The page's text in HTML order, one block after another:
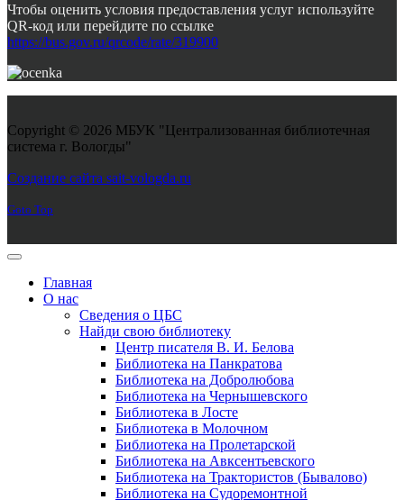
Чтобы оценить условия предоставления услуг используйте
QR-код или перейдите по ссылке
https://bus.gov.ru/qrcode/rate/319900
Copyright © 2026 МБУК "Централизованная библиотечная
система г. Вологды"
Создание сайта sait-vologda.ru
Goto Top
Главная
О нас
Сведения о ЦБС
Найди свою библиотеку
Центр писателя В. И. Белова
Библиотека на Панкратова
Библиотека на Добролюбова
Библиотека на Чернышевского
Библиотека в Лосте
Библиотека в Молочном
Библиотека на Пролетарской
Библиотека на Авксентьевского
Библиотека на Трактористов (Бывалово)
Библиотека на Судоремонтной